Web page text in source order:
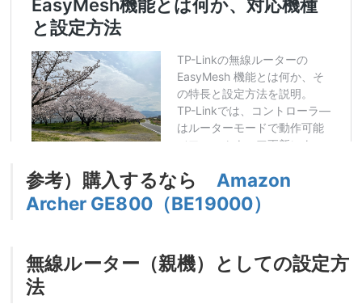
参考）購入するなら Amazon
Archer GE800（BE19000）
無線ルーター（親機）としての設定方
法